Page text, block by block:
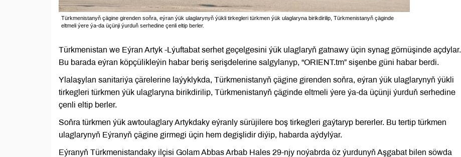
Türkmenistanyň çägine girenden soňra, eýran ýük ulaglarynyň ýükli tirkegleri türkmen ýük ulaglaryna birikdirilip, Türkmenistanyň çäginde
eltmeli ýere ýa-da üçünji ýurduň serhedine çenli eltip berler.
Türkmenistan we Eýran Artyk -Lýuftabat serhet geçelgesini ýük ulaglaryň gatnawy üçin synag görnüşinde açdylar.
Bu barada eýran köpçülikleýin habar beriş serişdelerine salgylanyp, “ORIENT.tm” sişenbe güni habar berdi.
Ylalaşylan sanitariýa çärelerine laýyklykda, Türkmenistanyň çägine girenden soňra, eýran ýük ulaglarynyň ýükli
tirkegleri türkmen ýük ulaglaryna birikdirilip, Türkmenistanyň çäginde eltmeli ýere ýa-da üçünji ýurduň serhedine
çenli eltip berler.
Soňra türkmen ýük awtoulaglary Artykdaky eýranly sürüjilere boş tirkegleri gaýtaryp bererler. Bu tertip türkmen
ulaglarynyň Eýranyň çägine girmegi üçin hem degişlidir diýip, habarda aýdylýar.
Eýranyň Türkmenistandaky ilçisi Golam Abbas Arbab Hales 29-njy noýabrda öz ýurdunyň Aşgabat bilen söwda